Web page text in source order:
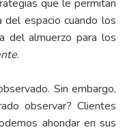
que le permitan
espacio cuando los
del almuerzo para los
.
Sin embargo,
observar? Clientes
ahondar en sus